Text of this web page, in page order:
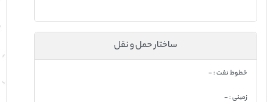
ساختار حمل و نقل
خطوط نفت : -
زمینی : -